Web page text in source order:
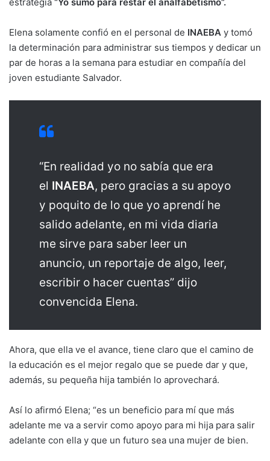
Elena solamente confió en el personal de INAEBA y tomó
la determinación para administrar sus tiempos y dedicar un
par de horas a la semana para estudiar en compañía del
joven estudiante Salvador.
“En realidad yo no sabía que era
el INAEBA, pero gracias a su apoyo
y poquito de lo que yo aprendí he
salido adelante, en mi vida diaria
me sirve para saber leer un
anuncio, un reportaje de algo, leer,
escribir o hacer cuentas” dijo
convencida Elena.
Ahora, que ella ve el avance, tiene claro que el camino de
la educación es el mejor regalo que se puede dar y que,
además, su pequeña hija también lo aprovechará.
Así lo afirmó Elena; “es un beneficio para mí que más
adelante me va a servir como apoyo para mi hija para salir
adelante con ella y que un futuro sea una mujer de bien.